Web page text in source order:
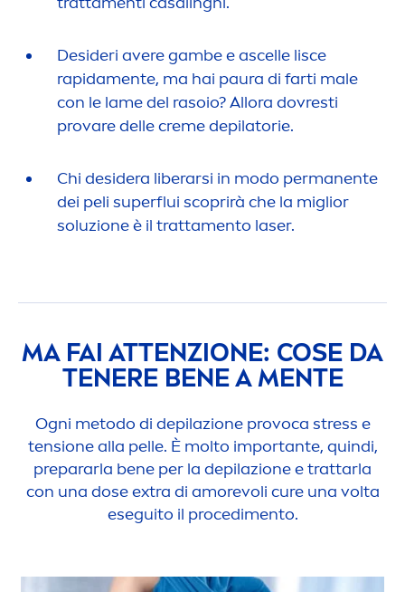
Desideri avere gambe e ascelle lisce
rapidamente, ma hai paura di farti male
con le lame del rasoio? Allora dovresti
provare dellecremedepilatorie.
Chi desidera liberarsi in modo permanente
dei peli superflui scoprirà che la miglior
soluzione è il trattamento laser.
MA FAI ATTENZIONE: COSE DA
TENERE BENE AMENTE
Ogni metodo di depilazione provoca stress e
tensione alla pelle. È molto importante, quindi,
prepararla bene per la depilazione e trattarla
con una dose extra di amorevoli cure una volta
eseguito il procedimento.